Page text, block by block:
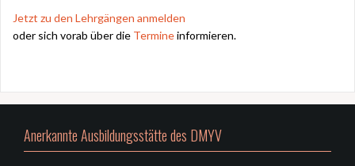
Jetzt zu den Lehrgängen anmelden
oder sich vorab über die Termineinformieren.
Anerkannte Ausbildungsstätte des DMYV